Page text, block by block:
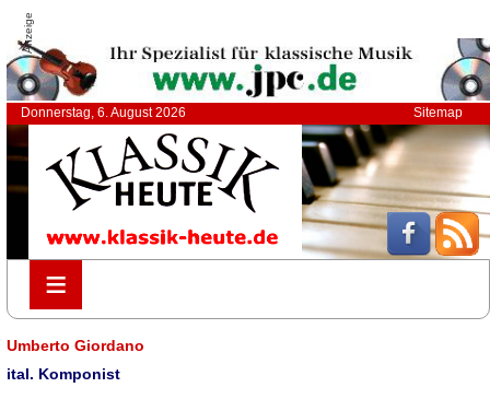
Anzeige
Donnerstag, 6. August 2026 Sitemap
≡
≡
Umberto Giordano
ital. Komponist